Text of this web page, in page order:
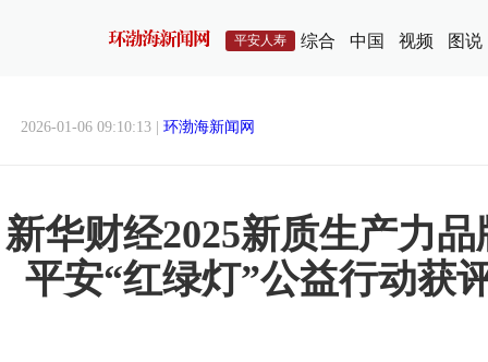
平安人寿 综合 中国 视频 图说
2026-01-06 09:10:13 | 环渤海新闻网
新华财经2025新质生产力
平安“红绿灯”公益行动获